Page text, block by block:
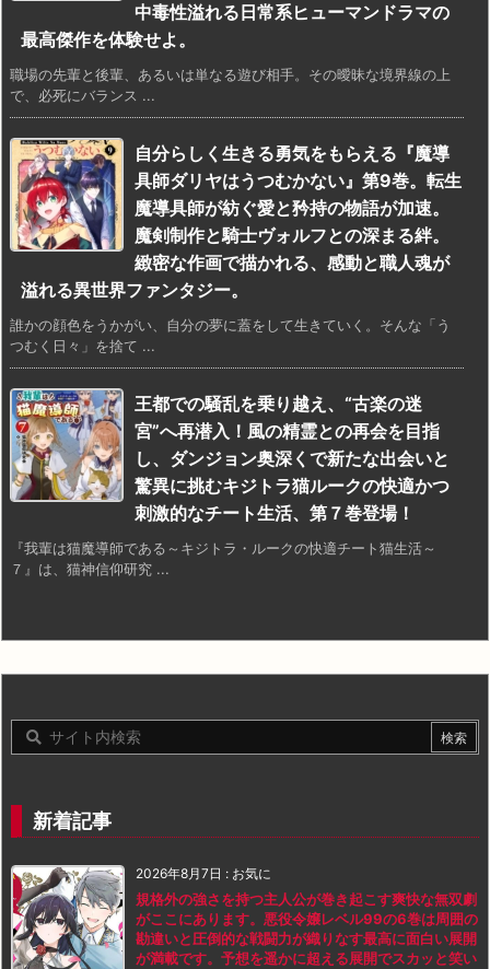
中毒性溢れる日常系ヒューマンドラマの
最高傑作を体験せよ。
職場の先輩と後輩、あるいは単なる遊び相手。その曖昧な境界線の上
で、必死にバランス ...
自分らしく生きる勇気をもらえる『魔導
具師ダリヤはうつむかない』第9巻。転生
魔導具師が紡ぐ愛と矜持の物語が加速。
魔剣制作と騎士ヴォルフとの深まる絆。
緻密な作画で描かれる、感動と職人魂が
溢れる異世界ファンタジー。
誰かの顔色をうかがい、自分の夢に蓋をして生きていく。そんな「う
つむく日々」を捨て ...
王都での騒乱を乗り越え、“古楽の迷
宮”へ再潜入！風の精霊との再会を目指
し、ダンジョン奥深くで新たな出会いと
驚異に挑むキジトラ猫ルークの快適かつ
刺激的なチート生活、第７巻登場！
『我輩は猫魔導師である～キジトラ・ルークの快適チート猫生活～
７』は、猫神信仰研究 ...
新着記事
2026年8月7日 : お気に
規格外の強さを持つ主人公が巻き起こす爽快な無双劇
がここにあります。悪役令嬢レベル99の6巻は周囲の
勘違いと圧倒的な戦闘力が織りなす最高に面白い展開
が満載です。予想を遥かに超える展開でスカッと笑い